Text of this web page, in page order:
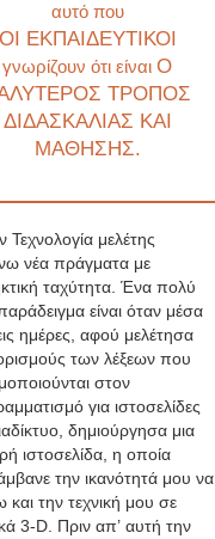
αυτό που
ΟΙ ΕΚΠΑΙΔΕΥΤΙΚΟΙ
γνωρίζουν ότι είναι Ο
ΤΡΟΠΟΣ
ΔΙΔΑΣΚΑΛΙΑΣ ΚΑΙ
ΜΑΘΗΣΗΣ.
Τεχνολογία μελέτης
νέα πράγματα με
ταχύτητα. Ένα πολύ
είναι όταν μέσα
ημέρες, αφού μελέτησα
των λέξεων που
στον
για ιστοσελίδες
δημιούργησα μια
ιστοσελίδα, η οποία
την ικανότητά μου να
την τεχνική μου σε
3-D. Πριν απ’ αυτή την